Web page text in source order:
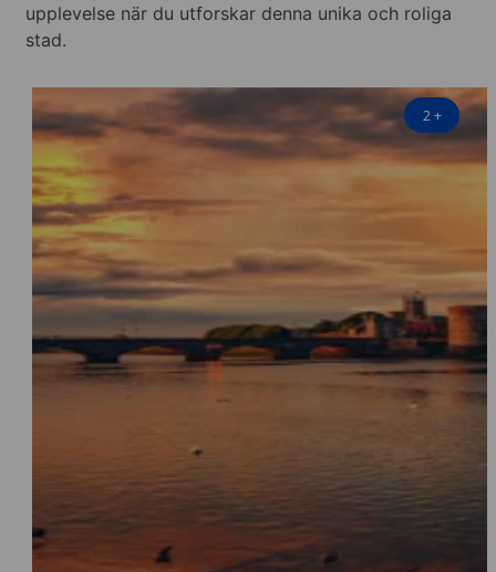
upplevelse när du utforskar denna unika och roliga
stad.
2+